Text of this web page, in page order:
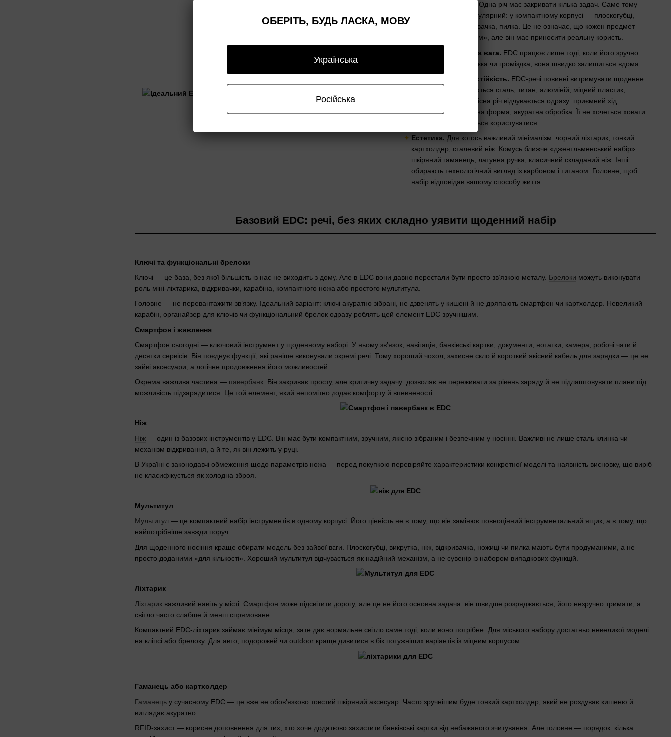
Одна річ має закривати кілька задач. Саме тому
мультитул такий популярний: у компактному корпусі — плоскогубці,
викрутка, ніж, відкривачка, пилка. Це не означає, що кожен предмет
має бути «комбайном», але він має приносити реальну користь.
Компактність і мала вага. EDC працює лише тоді, коли його зручно
носити. Якщо річ важка чи громіздка, вона швидко залишиться вдома.
Надійність і зносостійкість. EDC-речі повинні витримувати щоденне
використання. Цінуються сталь, титан, алюміній, міцний пластик,
кордура, нейлон. Якісна річ відчувається одразу: приємний хід
механізму, продумана форма, акуратна обробка. Її не хочеться ховати
подалі — нею хочеться користуватися.
Естетика. Для когось важливий мінімалізм: чорний ліхтарик, тонкий
картхолдер, сталевий ніж. Комусь ближче «джентльменський набір»:
шкіряний гаманець, латунна ручка, класичний складаний ніж. Інші
обирають технологічний вигляд із карбоном і титаном. Головне, щоб
набір відповідав вашому способу життя.
Базовий EDC: речі, без яких складно уявити щоденний набір
Ключі та функціональні брелоки
Ключі — це база, без якої більшість із нас не виходить з дому. Але в EDC вони давно перестали бути просто зв’язкою металу. Брелоки можуть виконувати
роль міні-ліхтарика, відкривачки, карабіна, компактного ножа або простого мультитула.
Головне — не перевантажити зв’язку. Ідеальний варіант: ключі акуратно зібрані, не дзвенять у кишені й не дряпають смартфон чи картхолдер. Невеликий
карабін, органайзер для ключів чи функціональний брелок одразу роблять цей елемент EDC зручнішим.
Смартфон і живлення
Смартфон сьогодні — ключовий інструмент у щоденному наборі. У ньому зв’язок, навігація, банківські картки, документи, нотатки, камера, робочі чати й
десятки сервісів. Він поєднує функції, які раніше виконували окремі речі. Тому хороший чохол, захисне скло й короткий якісний кабель для зарядки — це не
зайві аксесуари, а логічне продовження його можливостей.
Окрема важлива частина — павербанк . Він закриває просту, але критичну задачу: дозволяє не переживати за рівень заряду й не підлаштовувати плани під
можливість підзарядитися. Це той елемент, який непомітно додає комфорту й впевненості.
Ніж
Ніж — один із базових інструментів у EDC. Він має бути компактним, зручним, якісно зібраним і безпечним у носінні. Важливі не лише сталь клинка чи
механізм відкривання, а й те, як він лежить у руці.
В Україні є законодавчі обмеження щодо параметрів ножа — перед покупкою перевіряйте характеристики конкретної моделі та наявність висновку, що виріб
не класифікується як холодна зброя.
Мультитул
Мультитул — це компактний набір інструментів в одному корпусі. Його цінність не в тому, що він замінює повноцінний інструментальний ящик, а в тому, що
найпотрібніше завжди поруч.
Для щоденного носіння краще обирати модель без зайвої ваги. Плоскогубці, викрутка, ніж, відкривачка, ножиці чи пилка мають бути продуманими, а не
просто доданими «для кількості». Хороший мультитул відчувається як надійний механізм, а не сувенір із набором випадкових функцій.
Ліхтарик
Ліхтарик важливий навіть у місті. Смартфон може підсвітити дорогу, але це не його основна задача: він швидше розряджається, його незручно тримати, а
світло часто слабше й менш спрямоване.
Компактний EDC-ліхтарик займає мінімум місця, зате дає нормальне світло саме тоді, коли воно потрібне. Для міського набору достатньо невеликої моделі
на кліпсі або брелоку. Для авто, подорожей чи outdoor краще дивитися в бік потужніших варіантів із міцним корпусом.
Гаманець або картхолдер
Гаманець у сучасному EDC — це вже не обов’язково товстий шкіряний аксесуар. Часто зручнішим буде тонкий картхолдер, який не роздуває кишеню й
виглядає акуратно.
RFID-захист — корисне доповнення для тих, хто хоче додатково захистити банківські картки від небажаного зчитування. Але головне — порядок: кілька
ОБЕРІТЬ, БУДЬ ЛАСКА, МОВУ
Українська
Російська